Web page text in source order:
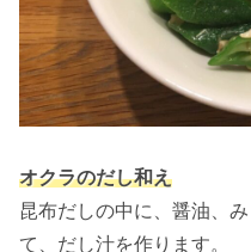
オクラのだし和え
昆布だしの中に、醤油、
て、だし汁を作ります。